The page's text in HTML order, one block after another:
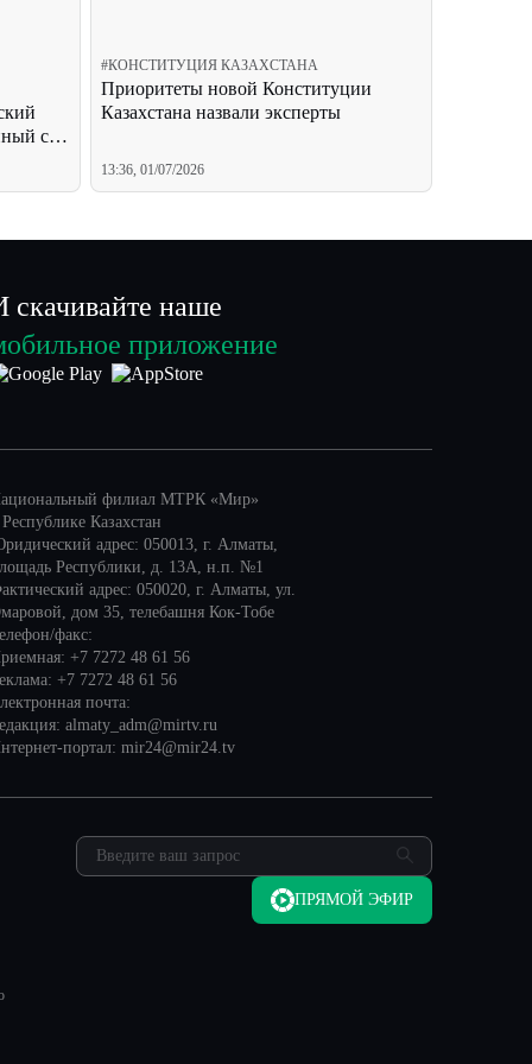
суд
#КОНСТИТУЦИЯ КАЗАХСТАНА
Приоритеты новой Конституции
Казахстана назвали эксперты
13:36, 01/07/2026
скачивайте наше
приложение
филиал МТРК «Мир»
Казахстан
адрес: 050013, г. Алматы,
Республики, д. 13А, н.п. №1
адрес: 050020, г. Алматы, ул.
дом 35, телебашня Кок-Тобе
факс:
+7 7272 48 61 56
+7 7272 48 61 56
почта:
almaty_adm@mirtv.ru
портал: mir24@mir24.tv
ПРЯМОЙ ЭФИР